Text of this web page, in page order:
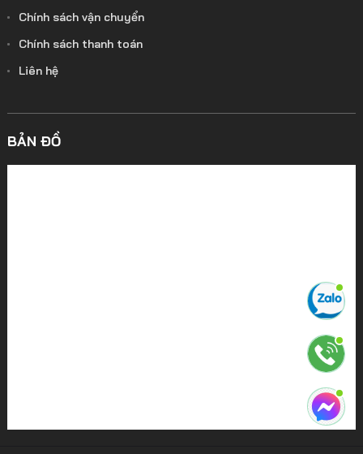
Chính sách vận chuyển
Chính sách thanh toán
Liên hệ
BẢN ĐỒ